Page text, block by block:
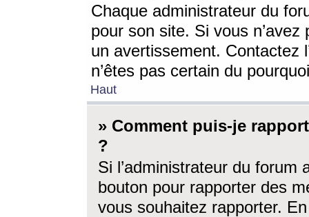
Chaque administrateur du
pour son site. Si vous
un avertissement. Contactez
n’êtes pas certain du
Haut
» Comment puis-je
?
Si l’administrateur du forum
bouton pour rapporter des
vous souhaitez rapporter.